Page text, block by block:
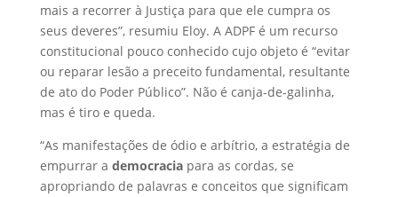
mais a recorrer à Justiça para que ele cumpra os
seus deveres”, resumiu Eloy. A ADPF é um recurso
constitucional pouco conhecido cujo objeto é “evitar
ou reparar lesão a preceito fundamental, resultante
de ato do Poder Público”. Não é canja-de-galinha,
mas é tiro e queda.
“As manifestações de ódio e arbítrio, a estratégia de
empurrar a democraciapara as cordas, se
apropriando de palavras e conceitos que significam